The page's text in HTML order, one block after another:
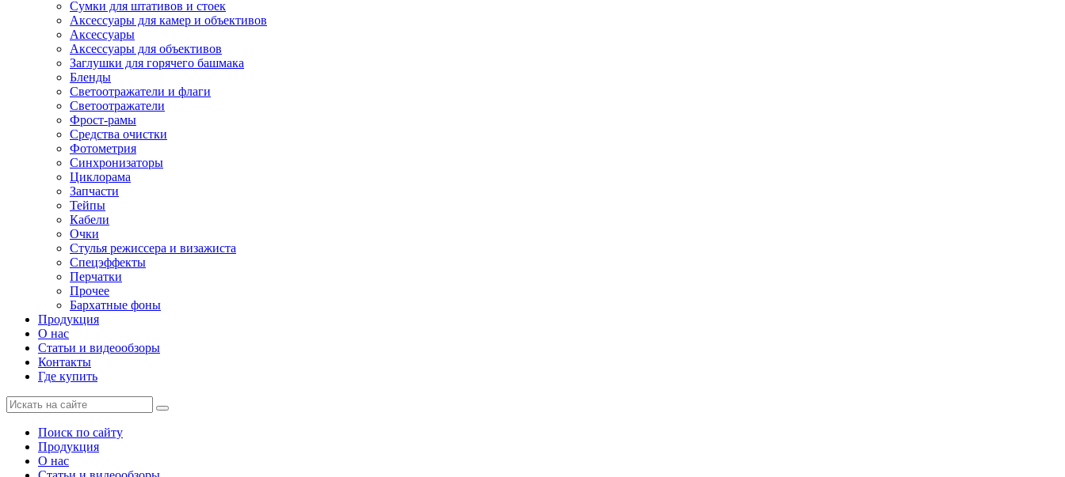
Сумки для штативов и стоек
Аксессуары для камер и объективов
Аксессуары
Аксессуары для объективов
Заглушки для горячего башмака
Бленды
Светоотражатели и флаги
Светоотражатели
Фрост-рамы
Средства очистки
Фотометрия
Синхронизаторы
Циклорама
Запчасти
Тейпы
Кабели
Очки
Стулья режиссера и визажиста
Спецэффекты
Перчатки
Прочее
Бархатные фоны
Продукция
О нас
Статьи и видеообзоры
Контакты
Где купить
Поиск по сайту
Продукция
О нас